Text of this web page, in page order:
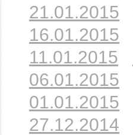
21.01.2015
16.01.2015
11.01.2015
06.01.2015
01.01.2015
27.12.2014